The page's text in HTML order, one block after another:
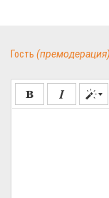
Гость (премодерация)